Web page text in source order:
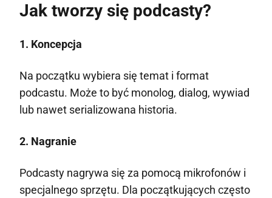
Jak tworzy się podcasty?
1. Koncepcja
Na początku wybiera się temat i format
podcastu. Może to być monolog, dialog, wywiad
lub nawet serializowana historia.
2. Nagranie
Podcasty nagrywa się za pomocą mikrofonów i
specjalnego sprzętu. Dla początkujących często